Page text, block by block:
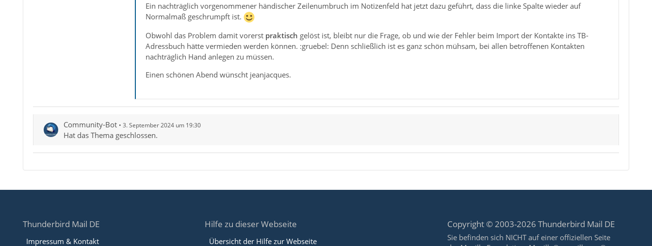
Ein nachträglich vorgenommener händischer Zeilenumbruch im Notizenfeld hat jetzt dazu geführt, dass die linke Spalte wieder auf
Normalmaß geschrumpft ist.
Obwohl das Problem damit vorerst praktisch gelöst ist, bleibt nur die Frage, ob und wie der Fehler beim Import der Kontakte ins TB-
Adressbuch hätte vermieden werden können. :gruebel: Denn schließlich ist es ganz schön mühsam, bei allen betroffenen Kontakten
nachträglich Hand anlegen zu müssen.
Einen schönen Abend wünscht jeanjacques.
Community-Bot 3. September 2024 um 19:30
Hat das Thema geschlossen.
Thunderbird Mail DE
Impressum & Kontakt
Hilfe zu dieser Webseite
Übersicht der Hilfe zur Webseite
Copyright © 2003-2026 Thunderbird Mail DE
Sie befinden sich NICHT auf einer offiziellen Seite